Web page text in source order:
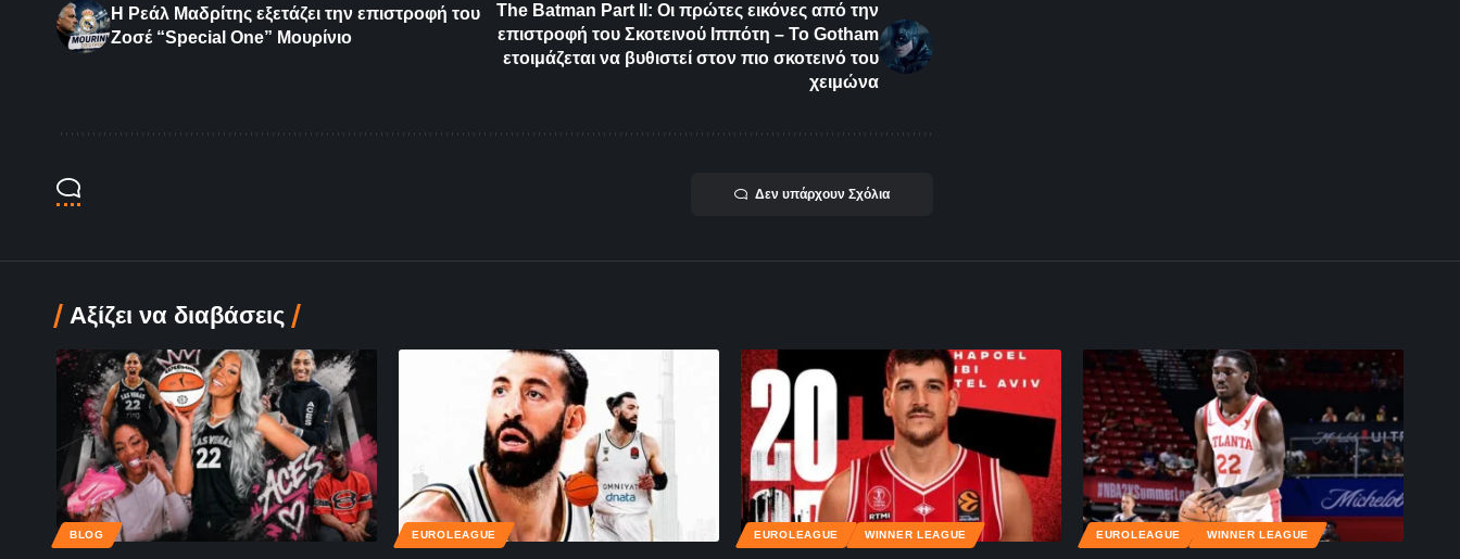
Η Ρεάλ Μαδρίτης εξετάζει την επιστροφή του
Ζοσέ “Special One” Μουρίνιο
The Batman Part II: Οι πρώτες εικόνες από την
επιστροφή του Σκοτεινού Ιππότη – Το Gotham
ετοιμάζεται να βυθιστεί στον πιο σκοτεινό του
χειμώνα
Δεν υπάρχουν Σχόλια
Αξίζει να διαβάσεις
BLOG EUROLEAGUE EUROLEAGUE WINNER LEAGUE EUROLEAGUE WINNER LEAGUE